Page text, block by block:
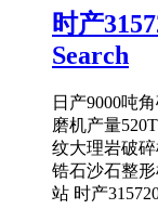
时产
Search
日产9000吨
磨机产量
纹大理岩破
锆石沙石整
站 时产